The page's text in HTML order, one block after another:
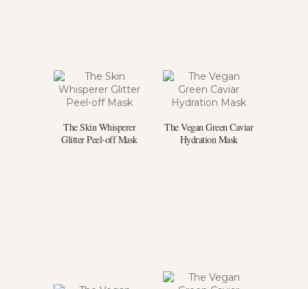
The Skin Whisperer
Glitter Peel-off Mask
The Vegan Green Caviar
Hydration Mask